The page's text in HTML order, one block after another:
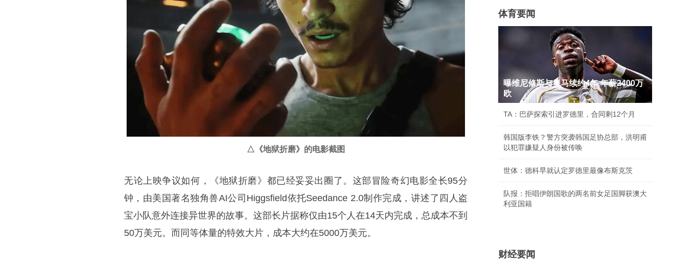
△《地狱折磨》的电影截图
无论上映争议如何，《地狱折磨》都已经妥妥出圈了。这部冒险奇幻电影全长95分
钟，由美国著名独角兽AI公司Higgsfield依托Seedance 2.0制作完成，讲述了四人盗
宝小队意外连接异世界的故事。这部长片据称仅由15个人在14天内完成，总成本不到
50万美元。而同等体量的特效大片，成本大约在5000万美元。
体育要闻
曝维尼修斯与皇马续约4年 年薪2400万
欧
TA：巴萨探索引进罗德里，合同剩12个月
韩国版李铁？警方突袭韩国足协总部，洪明甫
以犯罪嫌疑人身份被传唤
世体：德科早就认定罗德里最像布斯克茨
队报：拒唱伊朗国歌的两名前女足国脚获澳大
利亚国籍
财经要闻